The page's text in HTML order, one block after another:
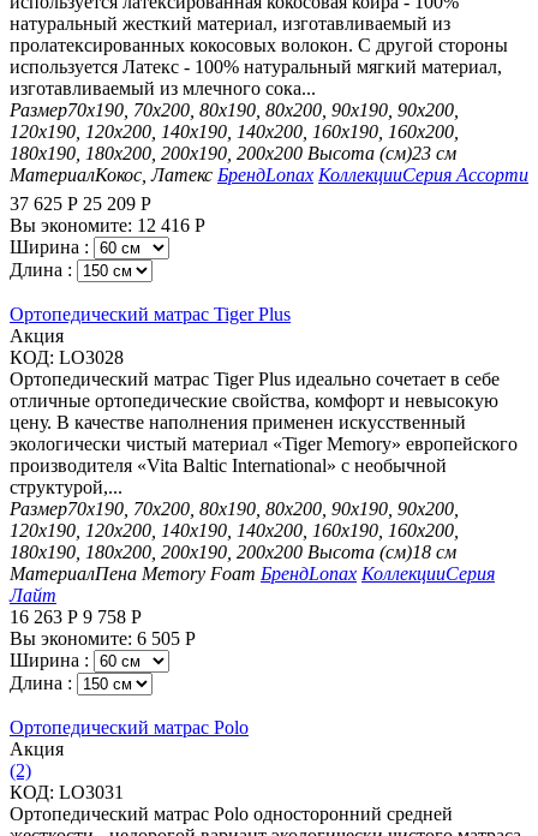
натуральный жесткий материал, изготавливаемый из
пролатексированных кокосовых волокон. С другой стороны
используется Латекс - 100% натуральный мягкий материал,
изготавливаемый из млечного сока...
Размер70х190, 70х200, 80х190, 80х200, 90х190, 90х200,
120х190, 120х200, 140х190, 140х200, 160х190, 160х200,
180х190, 180х200, 200х190, 200х200 Высота (см)23 см
МатериалКокос, Латекс БрендLonax КоллекцииСерия Ассорти
37 625 Р 25 209 Р
Вы экономите: 12 416 Р
Ширина :
Длина :
Ортопедический матрас Tiger Plus
Aкция
КОД: LO3028
Ортопедический матрас Tiger Plus идеально сочетает в себе
отличные ортопедические свойства, комфорт и невысокую
цену. В качестве наполнения применен искусственный
экологически чистый материал «Tiger Memory» европейского
производителя «Vita Baltic International» с необычной
структурой,...
Размер70х190, 70х200, 80х190, 80х200, 90х190, 90х200,
120х190, 120х200, 140х190, 140х200, 160х190, 160х200,
180х190, 180х200, 200х190, 200х200 Высота (см)18 см
МатериалПена Memory Foam БрендLonax КоллекцииСерия
Лайт
16 263 Р 9 758 Р
Вы экономите: 6 505 Р
Ширина :
Длина :
Ортопедический матрас Polo
Aкция
(2)
КОД: LO3031
Ортопедический матрас Polo односторонний средней